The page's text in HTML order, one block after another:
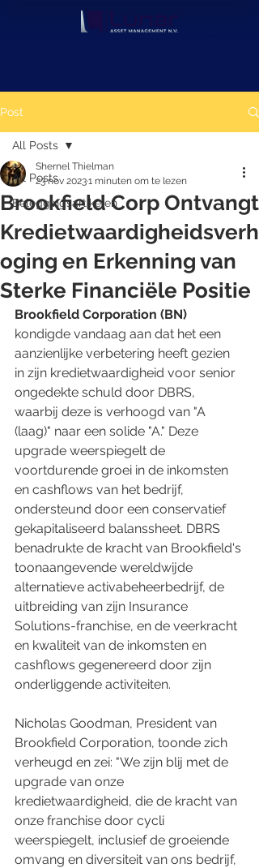
Post
All Posts
Beleggingsartikelen
All Posts
Brookfield Corp Ontvangt
Kredietwaardigheidsverh
oging en Erkenning van
Sterke Financiële Positie
Shernel Thielman
23 nov 20231 minuten om te lezen
Brookfield Corporation (BN)
kondigde vandaag aan dat het een
aanzienlijke verbetering heeft gezien
in zijn kredietwaardigheid voor senior
ongedekte schuld door DBRS,
waarbij deze is verhoogd van "A
(laag)" naar een solide "A." Deze
upgrade weerspiegelt de
voortdurende groei in de inkomsten
en cashflows van het bedrijf,
ondersteund door een conservatief
gekapitaliseerd balanssheet. DBRS
benadrukte de kracht van Brookfield's
toonaangevende wereldwijde
alternatieve activabeheerbedrijf, de
uitbreiding van zijn Insurance
Solutions-franchise, en de veerkracht
en kwaliteit van de inkomsten en
cashflows gegenereerd door zijn
onderliggende activiteiten.
Nicholas Goodman, President van
Brookfield Corporation, toonde zich
verheugd en zei: "We zijn blij met de
upgrade van onze
kredietwaardigheid, die de kracht van
onze franchise door cycli
weerspiegelt, inclusief de groeiende
omvang en diversiteit van ons bedrijf,